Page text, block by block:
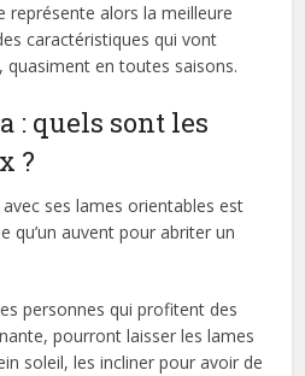
représente alors la meilleure
caractéristiques qui vont
quasiment en toutes saisons.
: quels sont les
?
ses lames orientables est
qu’un auvent pour abriter un
personnes qui profitent des
pourront laisser les lames
soleil, les incliner pour avoir de